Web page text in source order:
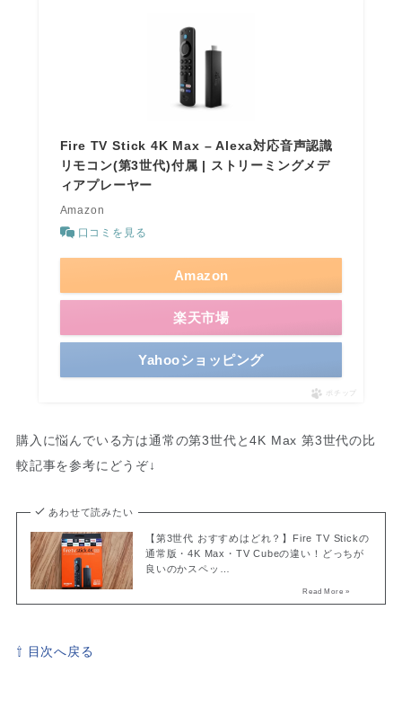
Fire TV Stick 4K Max – Alexa対応音声認識
リモコン(第3世代)付属 | ストリーミングメデ
ィアプレーヤー
Amazon
口コミを見る
Amazon
楽天市場
Yahooショッピング
ポチップ
購入に悩んでいる方は通常の第3世代と4K Max 第3世代の比
較記事を参考にどうぞ↓
あわせて読みたい
【第3世代 おすすめはどれ？】Fire TV Stickの
通常版・4K Max・TV Cubeの違い！どっちが
良いのかスペッ…
⇧ 目次へ戻る